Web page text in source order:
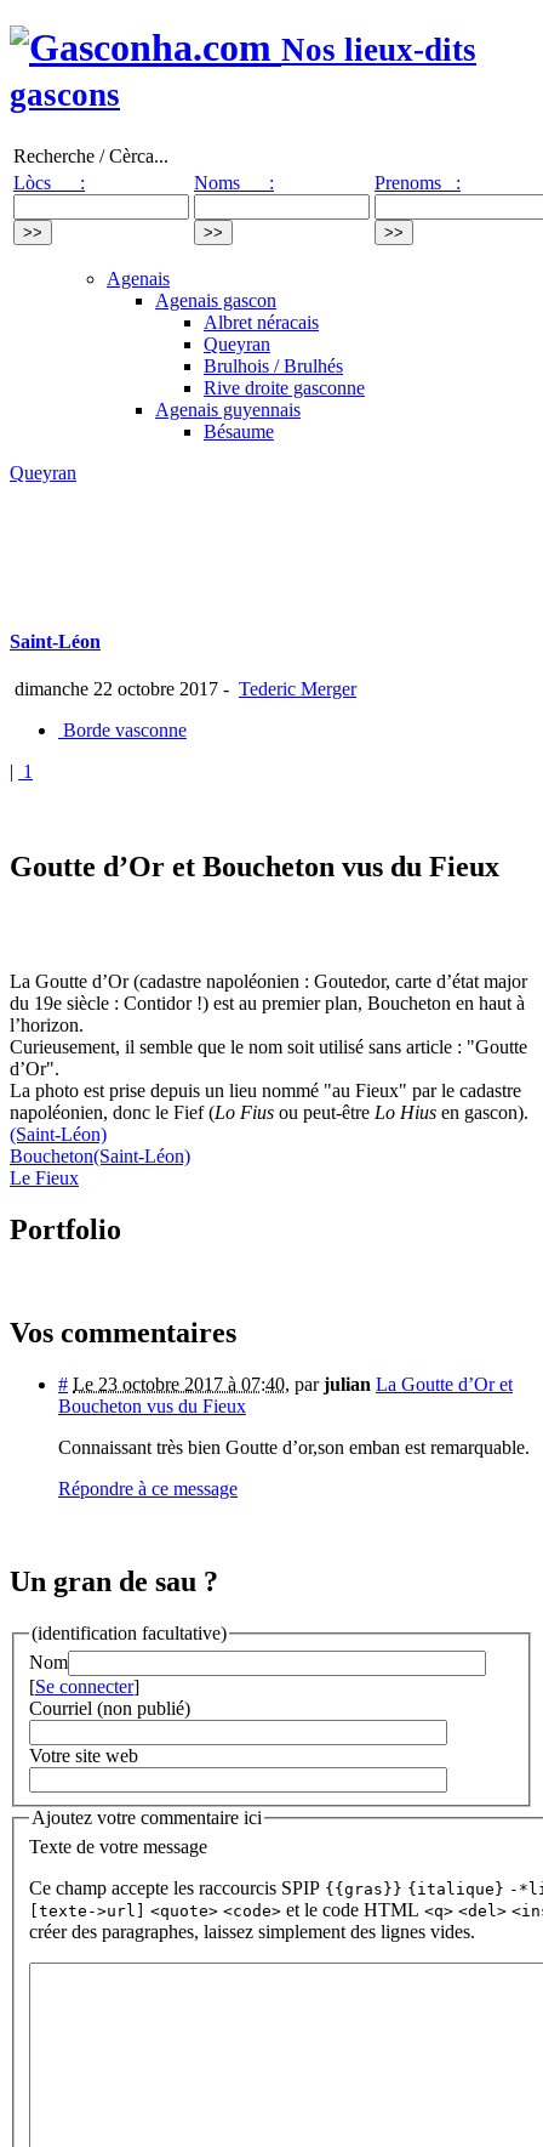
Nos lieux-dits
gascons
Recherche / Cèrca...
Lòcs :
Noms : Prenoms :
Agenais
Agenais gascon
Albret néracais
Queyran
Brulhois / Brulhés
Rive droite gasconne
Agenais guyennais
Bésaume
Queyran
Saint-Léon
dimanche 22 octobre 2017 - Tederic Merger
Borde vasconne
| 1
Goutte d’Or et Boucheton vus du Fieux
La Goutte d’Or (cadastre napoléonien : Goutedor, carte d’état major
du 19e siècle : Contidor !) est au premier plan, Boucheton en haut à
l’horizon.
Curieusement, il semble que le nom soit utilisé sans article : "Goutte
d’Or".
La photo est prise depuis un lieu nommé "au Fieux" par le cadastre
napoléonien, donc le Fief (Lo Fius ou peut-être Lo Hius en gascon).
(Saint-Léon)
Boucheton(Saint-Léon)
Le Fieux
Portfolio
Vos commentaires
# Le 23 octobre 2017 à 07:40, parjulian La Goutte d’Or et
Boucheton vus du Fieux
Connaissant très bien Goutte d’or,son emban est remarquable.
Répondre à ce message
Un gran de sau ?
(identification facultative)
Nom
[Se connecter]
Courriel (non publié)
Votre site web
Ajoutez votre commentaire ici
Texte de votre message
Ce champ accepte les raccourcis SPIP {{gras}} {italique} -
[texte->url]
<quote> <code> et le code HTML <q> <del>
créer des paragraphes, laissez simplement des lignes vides.